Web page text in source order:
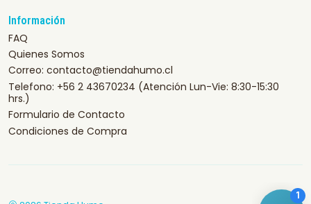
Información
FAQ
Quienes Somos
Correo: contacto@tiendahumo.cl
Telefono: +56 2 43670234 (Atención Lun-Vie: 8:30-15:30
hrs.)
Formulario de Contacto
Condiciones de Compra